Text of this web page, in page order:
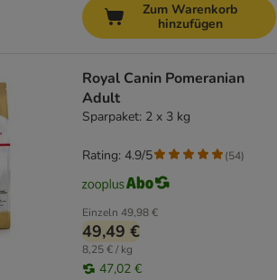
Zum Warenkorb
hinzufügen
Royal Canin Pomeranian
Adult
Sparpaket: 2 x 3 kg
Einzeln 49,98 €
49,49 €
8,25 € / kg
47,02 €
Rating: 4.9/5 (54)